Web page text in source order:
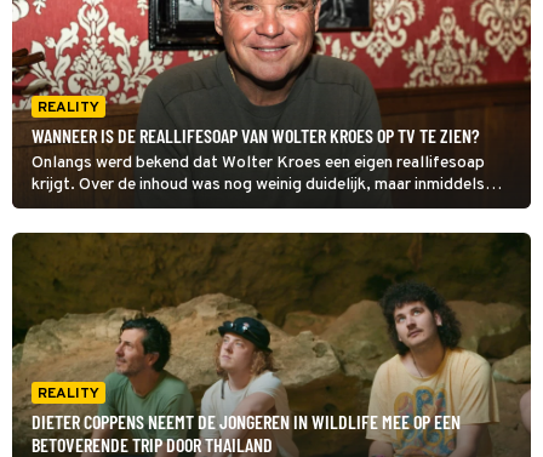
REALITY
WANNEER IS DE REALLIFESOAP VAN WOLTER KROES OP TV TE ZIEN?
Onlangs werd bekend dat Wolter Kroes een eigen reallifesoap
krijgt. Over de inhoud was nog weinig duidelijk, maar inmiddels
heeft de zanger iets meer details gedeeld. Zo vertelt hij onder
meer wanneer kijkers de realitysoap op televisie kunnen
verwachten.
REALITY
DIETER COPPENS NEEMT DE JONGEREN IN WILDLIFE MEE OP EEN
BETOVERENDE TRIP DOOR THAILAND